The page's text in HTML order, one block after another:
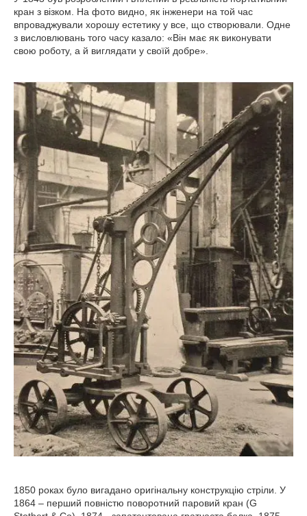
кран з візком. На фото видно, як інженери на той час
впроваджували хорошу естетику у все, що створювали. Одне
з висловлювань того часу казало: «Він має як виконувати
свою роботу, а й виглядати у своїй добре».
1850 роках було вигадано оригінальну конструкцію стріли. У
1864 – перший повністю поворотний паровий кран (G